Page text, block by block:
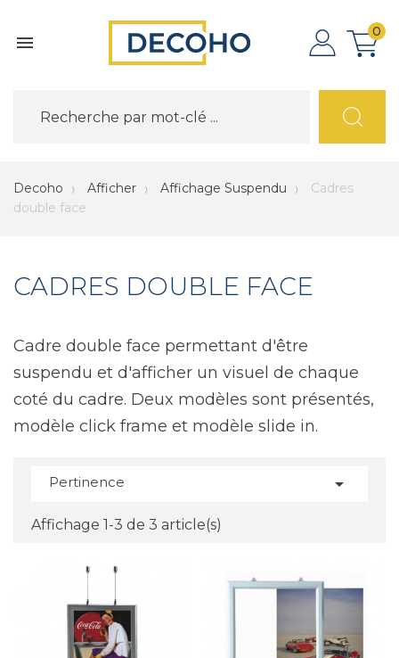

0
Decoho Afficher Affichage Suspendu
Cadres
double face
CADRES DOUBLE FACE
Cadre double face permettant d'être
suspendu et d'afficher un visuel de chaque
coté du cadre. Deux modèles sont présentés,
modèle click frame et modèle slide in.
Pertinence 
Affichage 1-3 de 3 article(s)